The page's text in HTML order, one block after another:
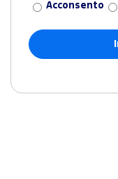
Acconsento